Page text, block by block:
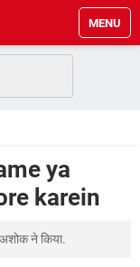
MENU
यूज करें
TikTok डाउनलोड
ya
karein
ने किया.